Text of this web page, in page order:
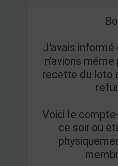
J'avais informé
n'avions
recette du loto
Voici le
ce soir où